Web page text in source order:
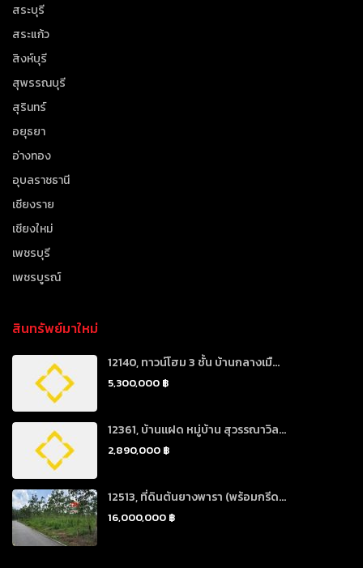
สระบุรี
สระแก้ว
สิงห์บุรี
สุพรรณบุรี
สุรินทร์
อยุธยา
อ่างทอง
อุบลราชธานี
เชียงราย
เชียงใหม่
เพชรบุรี
เพชรบูรณ์
สินทรัพย์มาใหม่
12140, ทาวน์โฮม 3 ชั้น บ้านกลางเมื...
5,300,000 ฿
12361, บ้านแฝด หมู่บ้าน สุวรรณาวิล...
2,890,000 ฿
12513, ที่ดินต้นยางพารา (พร้อมกรีด...
16,000,000 ฿